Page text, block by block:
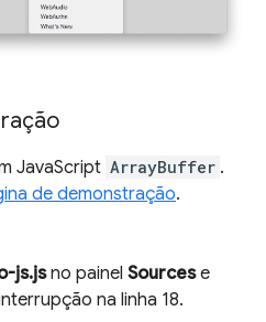
JavaScript ArrayBuffer .
de demonstração.
js.jsno painel Sourcese
na linha 18.